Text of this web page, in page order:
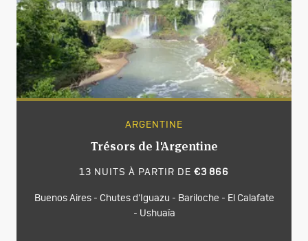
ARGENTINE
Trésors de l'Argentine
13 NUITS À PARTIR DE €3 866
Buenos Aires - Chutes d'Iguazu - Bariloche - El Calafate
- Ushuaïa